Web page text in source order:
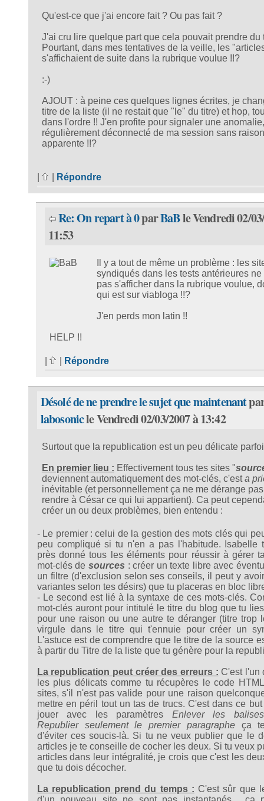
Qu'est-ce que j'ai encore fait ? Ou pas fait ?
J'ai cru lire quelque part que cela pouvait prendre du
Pourtant, dans mes tentatives de la veille, les
s'affichaient de suite dans la rubrique voulue !!?
:-)
AJOUT : à peine ces quelques lignes écrites, je
titre de la liste (il ne restait que "le" du titre) et hop,
dans l'ordre !! J'en profite pour signaler une
régulièrement déconnecté de ma session sans raison
apparente !!?
Répondre
Re: On repart à 0parBaBle Vendredi 02/
11:53
Il y a tout de même un problème : les
syndiqués dans les tests antérieures ne
pas s'afficher dans la rubrique voulue,
qui est sur viabloga !!?
J'en perds mon latin !!
HELP !!
Répondre
Désolé de ne prendre le sujet que maintenant
labosonicle Vendredi 02/03/2007 à 13:42
Surtout que la republication est un peu délicate
En premier lieu : Effectivement tous tes sites "
deviennent automatiquement des mot-clés, c'esta
inévitable (et personnellement ça ne me dérange
rendre à César ce qui lui appartient). Ca peut
créer un ou deux problèmes, bien entendu :
- Le premier : celui de la gestion des mots clés qui
peu compliqué si tu n'en a pas l'habitude. Isabelle
près donné tous les éléments pour réussir à gérer
mot-clés de sources : créer un texte libre avec
un filtre (d'exclusion selon ses conseils, il peut y
variantes selon tes désirs) que tu placeras en bloc
- Le second est lié à la syntaxe de ces mots-clés.
mot-clés auront pour intitulé le titre du blog que tu
pour une raison ou une autre te déranger (titre trop
virgule dans le titre qui t'ennuie pour créer un
L'astuce est de comprendre que le titre de la source
à partir du Titre de la liste que tu génère pour la
La republication peut créer des erreurs : C'est l'un
les plus délicats comme tu récupères le code
sites, s'il n'est pas valide pour une raison
mettre en péril tout un tas de trucs. C'est dans ce
jouer avec les paramètres Enlever les
Republier seulement le premier paragrapheça te
d'éviter ces soucis-là. Si tu ne veux publier que le
articles je te conseille de cocher les deux. Si tu veux
articles dans leur intégralité, je crois que c'est les
que tu dois décocher.
La republication prend du temps : C'est sûr que